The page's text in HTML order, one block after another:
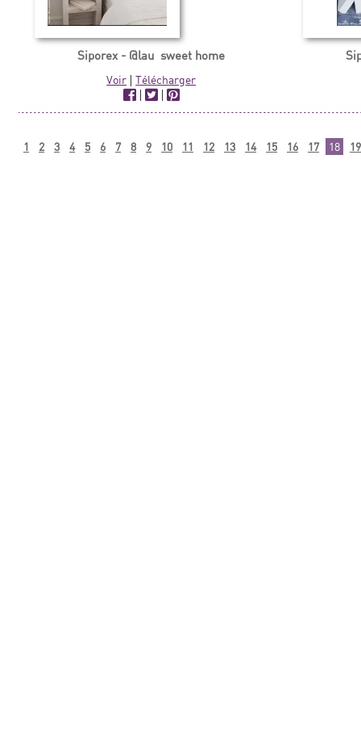
Siporex - @lau_sweet home
Voir |Télécharger
|
|
1 2 3 4 5 6 7 8 9 10 11 12 13 14 15 16 17 18 19